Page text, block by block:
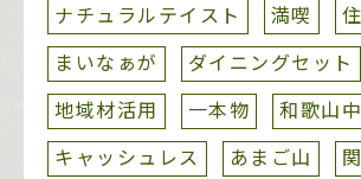
ナチュラルテイスト
満喫
まいなぁが
ダイニングセット
地域材活用
一本物
和歌山
キャッシュレス
あまご山